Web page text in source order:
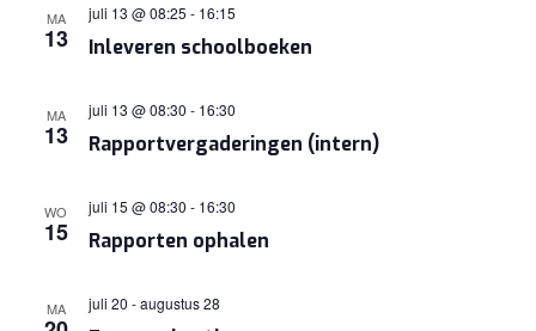
MA
13 Inleveren schoolboeken
juli 13 @ 08:25 - 16:15
MA
13 Rapportvergaderingen (intern)
juli 13 @ 08:30 - 16:30
WO
15 Rapporten ophalen
juli 15 @ 08:30 - 16:30
MA juli 20 -augustus 28